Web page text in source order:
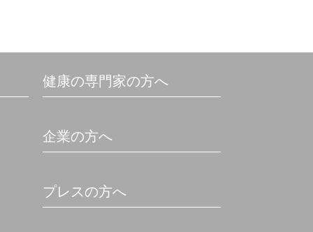
健康の専門家の方へ
企業の方へ
プレスの方へ